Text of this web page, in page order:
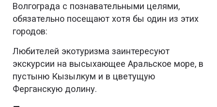
Волгограда с познавательными целями,
обязательно посещают хотя бы один из этих
городов:
Любителей экотуризма заинтересуют
экскурсии на высыхающее Аральское море, в
пустыню Кызылкум и в цветущую
Ферганскую долину.